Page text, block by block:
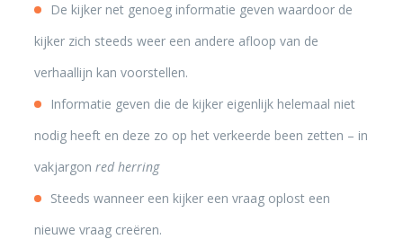
De kijker net genoeg informatie geven waardoor de
kijker zich steeds weer een andere afloop van de
verhaallijn kan voorstellen.
Informatie geven die de kijker eigenlijk helemaal niet
nodig heeft en deze zo op het verkeerde been zetten – in
vakjargon red herring
Steeds wanneer een kijker een vraag oplost een
nieuwe vraag creëren.